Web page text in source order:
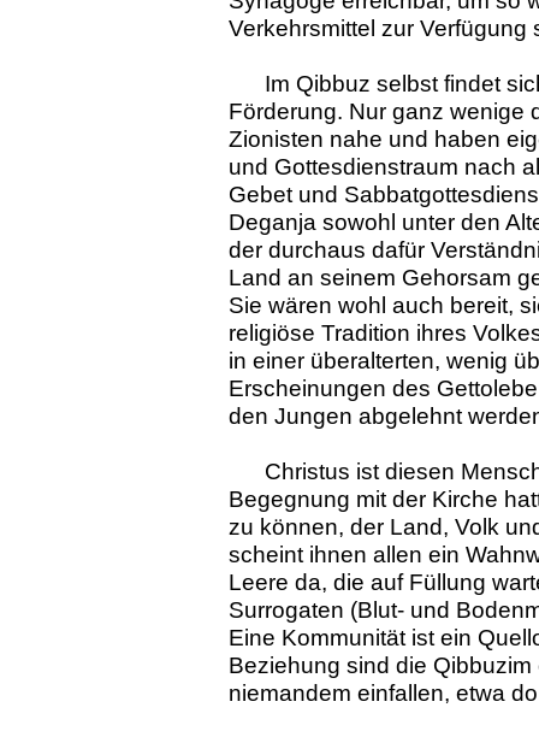
Verkehrsmittel zur Verfügung
Im Qibbuz selbst findet
Förderung. Nur ganz wenige
Zionisten nahe und haben
und Gottesdienstraum nach
Gebet und
Deganja sowohl unter den
der durchaus dafür
Land an seinem Gehorsam
Sie wären wohl auch bereit,
religiöse Tradition ihres
in einer überalterten, wenig
Erscheinungen des
den Jungen abgelehnt
Christus ist diesen
Begegnung mit der Kirche
zu können, der Land, Volk
scheint ihnen allen ein
Leere da, die auf Füllung
Surrogaten (Blut- und
Eine Kommunität ist ein
Beziehung sind die
niemandem einfallen, etwa